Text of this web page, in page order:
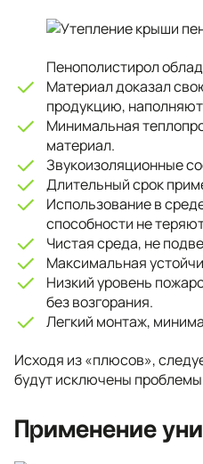
Пенополистирол
Материал доказал
продукцию,
Минимальная
материал.
Звукоизоляционные
Длительный срок
Использование в
способности не
Чистая среда, не
Максимальная
Низкий уровень
без возгорания.
Легкий монтаж,
Исходя из «плюсов»,
будут исключены
Применение